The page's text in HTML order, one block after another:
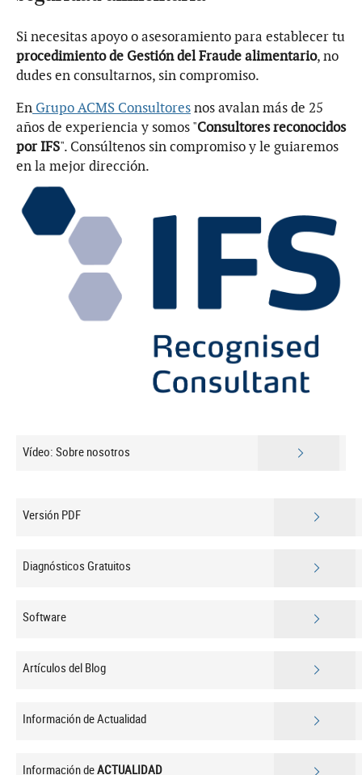
Si necesitas apoyo o asesoramiento para establecer tu
procedimiento de Gestión del Fraude alimentario, no
dudes en consultarnos, sin compromiso.
En Grupo ACMS Consultoresnos avalan más de 25
años de experiencia y somos "Consultores reconocidos
por IFS". Consúltenos sin compromiso y le guiaremos
en la mejor dirección.
Vídeo: Sobre nosotros
Versión PDF
Diagnósticos Gratuitos
Software
Artículos del Blog
Información de Actualidad
Información deACTUALIDAD